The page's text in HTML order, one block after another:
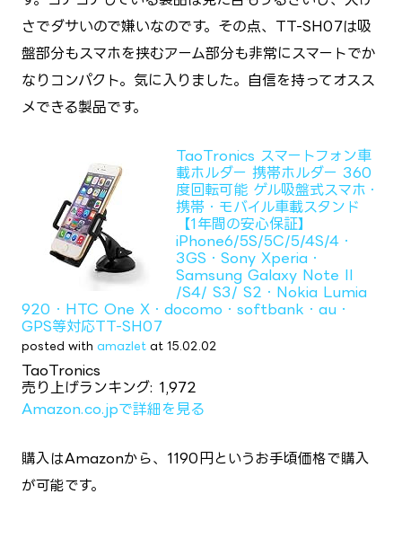
さでダサいので嫌いなのです。その点、TT-SH07は吸
盤部分もスマホを挟むアーム部分も非常にスマートでか
なりコンパクト。気に入りました。自信を持ってオスス
メできる製品です。
TaoTronics スマートフォン車
載ホルダー 携帯ホルダー 360
度回転可能 ゲル吸盤式スマホ・
携帯・モバイル車載スタンド
【1年間の安心保証】
iPhone6/5S/5C/5/4S/4・
3GS・Sony Xperia・
Samsung Galaxy Note II
/S4/ S3/ S2・Nokia Lumia
920・HTC One X・docomo・softbank・au・
GPS等対応TT-SH07
posted with amazlet at 15.02.02
TaoTronics
売り上げランキング: 1,972
Amazon.co.jpで詳細を見る
購入はAmazonから、1190円というお手頃価格で購入
が可能です。